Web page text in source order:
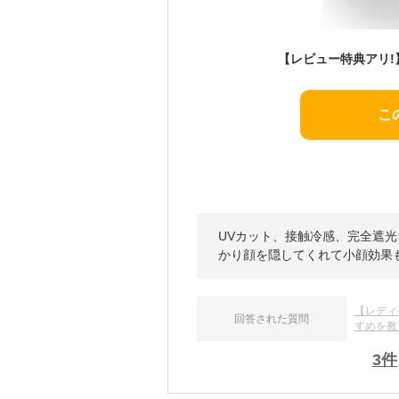
こ
UVカット、接触冷感、完全遮
かり顔を隠してくれて小顔効果
回答された質問
【レデ
すめを
3件